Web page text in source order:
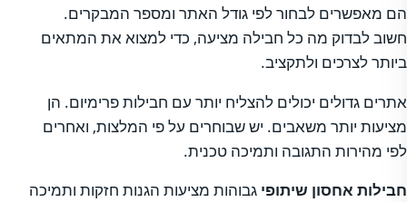
הם מאפשרים לבחור לפי גודל האתר ומספר המבקרים.
חשוב לבדוק מה כל חבילה מציעה, כדי למצוא את המתאים
ביותר לצרכים ולתקציב.
אתרים גדולים יכולים להצליח יותר עם חבילות פרימיום. הן
מציעות יותר משאבים. יש שבוחרים על פי המלצות, ואחרים
לפי מהירות התגובה ותמיכה טכנית.
חבילות אחסון שיתופי גבוהות מציעות הגנות חזקות ותמיכה